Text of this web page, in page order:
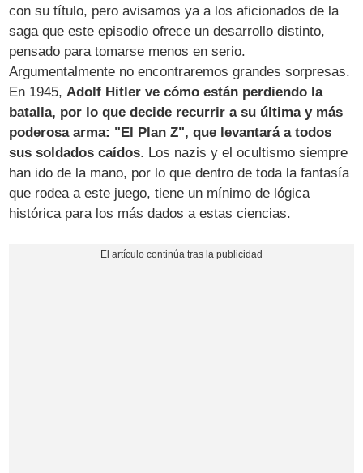
con su título, pero avisamos ya a los aficionados de la
saga que este episodio ofrece un desarrollo distinto,
pensado para tomarse menos en serio.
Argumentalmente no encontraremos grandes sorpresas.
En 1945,Adolf Hitler ve cómo están perdiendo la
batalla, por lo que decide recurrir a su última y más
poderosa arma: "El Plan Z", que levantará a todos
sus soldados caídos. Los nazis y el ocultismo siempre
han ido de la mano, por lo que dentro de toda la fantasía
que rodea a este juego, tiene un mínimo de lógica
histórica para los más dados a estas ciencias.